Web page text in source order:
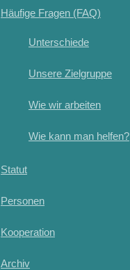
Häufige Fragen (FAQ)
Unterschiede
Unsere Zielgruppe
Wie wir arbeiten
Wie kann man helfen?
Statut
Personen
Kooperation
Archiv